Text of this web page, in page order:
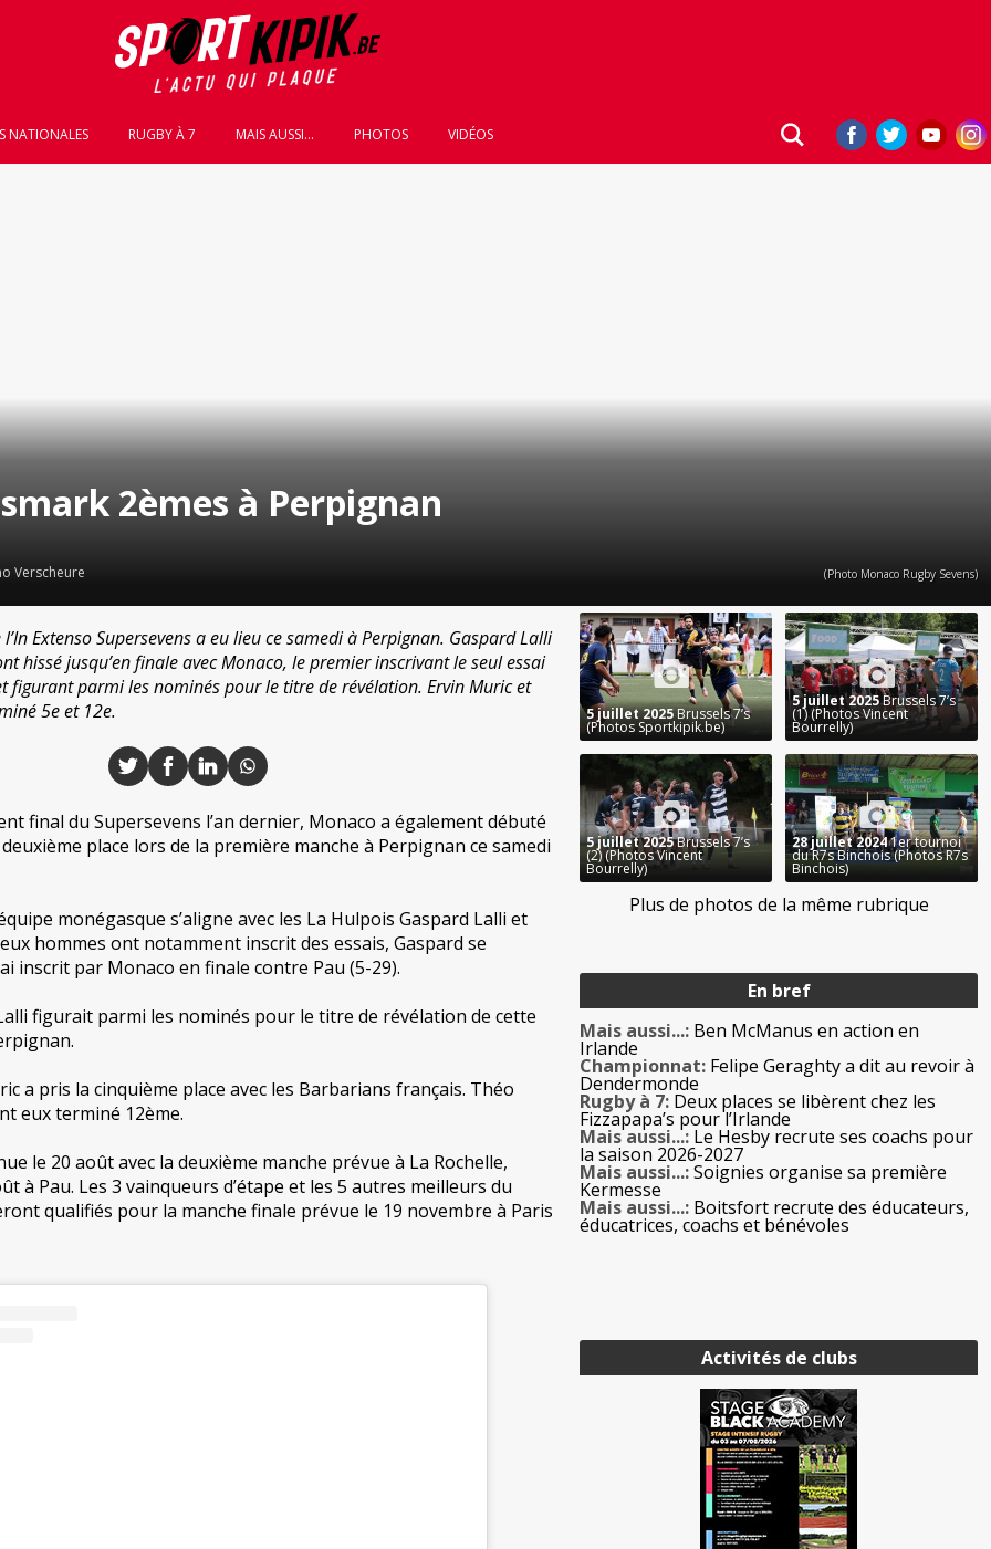
NATIONALES RUGBY À 7 MAIS AUSSI... PHOTOS VIDÉOS
2èmes à Perpignan
Verscheure (Photo Monaco Rugby Sevens)
Extenso Supersevens a eu lieu ce samedi à Perpignan. Gaspard Lalli
hissé jusqu’en finale avec Monaco, le premier inscrivant le seul essai
figurant parmi les nominés pour le titre de révélation. Ervin Muric et
5e et 12e.
final du Supersevens l’an dernier, Monaco a également débuté
place lors de la première manche à Perpignan ce samedi
monégasque s’aligne avec les La Hulpois Gaspard Lalli et
hommes ont notamment inscrit des essais, Gaspard se
inscrit par Monaco en finale contre Pau (5-29).
figurait parmi les nominés pour le titre de révélation de cette
a pris la cinquième place avec les Barbarians français. Théo
eux terminé 12ème.
le 20 août avec la deuxième manche prévue à La Rochelle,
à Pau. Les 3 vainqueurs d’étape et les 5 autres meilleurs du
qualifiés pour la manche finale prévue le 19 novembre à Paris
En bref
Mais aussi...: Ben McManus en action en
Irlande
Championnat: Felipe Geraghty a dit au revoir à
Dendermonde
Rugby à 7: Deux places se libèrent chez les
Fizzapapa’s pour l’Irlande
Mais aussi...: Le Hesby recrute ses coachs pour
la saison 2026-2027
Mais aussi...:Soignies organise sa première
Kermesse
Mais aussi...: Boitsfort recrute des éducateurs,
éducatrices, coachs et bénévoles
Activités de clubs
5 juillet 2025Brussels 7’s
(Photos Sportkipik.be)
5 juillet 2025Brussels 7’s
(1) (Photos Vincent
Bourrelly)
5 juillet 2025Brussels 7’s
(2) (Photos Vincent
Bourrelly)
28 juillet 20241er tournoi
du R7s Binchois (Photos R7s
Binchois)
Plus de photos de la même rubrique